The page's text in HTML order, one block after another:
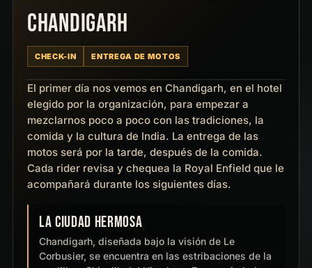
CHANDIGARH
CHECK-IN ENTREGA DE MOTOS
El primer día nos vemos en Chandigarh, en el hotel
elegido por la organización, para empezar a
mezclarnos poco a poco con las tradiciones, la
comida y la cultura de India. La entrega de las
motos será por la tarde, después de la comida.
Cada rider revisa y chequea la Royal Enfield que le
acompañará durante los siguientes días.
LA CIUDAD HERMOSA
Chandigarh, diseñada bajo la visión de Le
Corbusier, se encuentra en las estribaciones de la